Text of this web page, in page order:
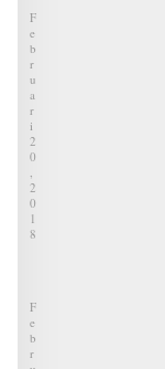
l
u
m
P
a
k
a
i
C
V
T
,
A
p
a
g
D
i
t
F
E
B
R
U
A
R
I
2
0
2
0
1
8
i
h
a
t
F
E
B
R